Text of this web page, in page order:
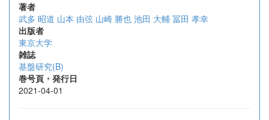
著者
武多 昭道 山本 由弦 山崎 勝也 池田 大輔 冨田 孝幸
出版者
東京大学
雑誌
基盤研究(B)
巻号頁・発行日
2021-04-01